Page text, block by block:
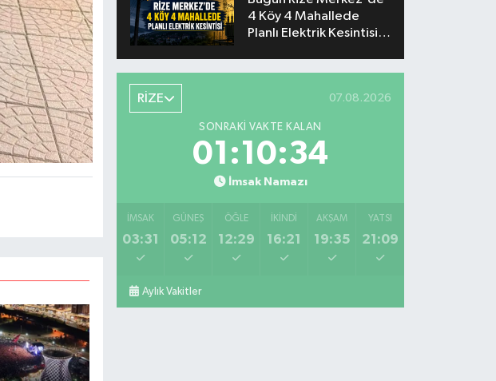
4 Köy 4 Mahallede
Planlı Elektrik Kesintisi
RİZE 07.08.2026
SONRAKI VAKTE KALAN
01:10:33
İmsak Namazı
İMSAK
03:31
GÜNEŞ
05:12
ÖĞLE
12:29
İKINDI
16:21
AKŞAM
19:35
YATSI
21:09
Aylık Vakitler